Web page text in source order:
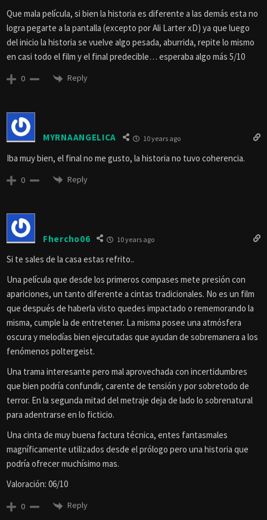
Que mala película, si bien la historia es diferente a las demás esta no
logra pegarte a la pantalla (excepto por Ali Larter xD) ya que luego
del inicio la historia se vuelve algo pesada, aburrida, repite lo mismo
en casi todo el film y el final predecible… esperaba algo más 5/10
0 Reply
MYRNAANGELICA 10 years ago
Iba muy bien, el final no me gusto, la historia no tuvo coherencia.
0 Reply
Fhercho06 10 years ago
Si te sales de la casa estas refrito..
Una película que desde los primeros compases mete presión con
apariciones, un tanto diferente a cintas tradicionales. No es un film
que después de haberla visto quedes impactado o rememorando la
misma, cumple la de entretener. La misma posee una atmósfera
oscura y melodías bien ejecutadas que ayudan de sobremanera a los
fenómenos poltergeist.
Una trama interesante pero mal aprovechada con incertidumbres
que bien podría confundir, carente de tensión y por sobretodo de
terror. En la segunda mitad del metraje deja de lado lo sobrenatural
para adentrarse en lo ficticio.
Una cinta de muy buena factura técnica, entes fantasmales
magníficamente utilizados desde el prólogo pero una historia que
podría ofrecer muchísimo mas.
Valoración: 06/10
0 Reply